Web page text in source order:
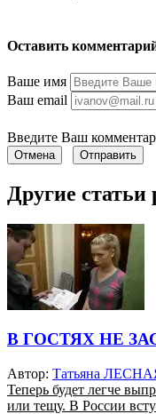
Оставить
Ваше имя
Ваш email
Введите Ваш
Отмена Отправить
Другие статьи
В ГОСТЯХ НЕ
Автор: Татьяна
Теперь будет легче
или тещу. В России